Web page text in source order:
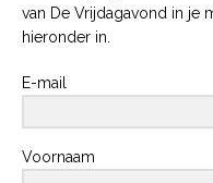
van De Vrijdagavond in je
hieronder in.
E-mail
Voornaam